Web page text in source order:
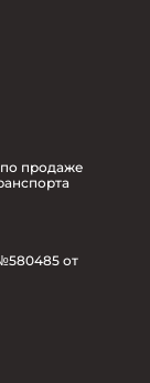
продаже
от